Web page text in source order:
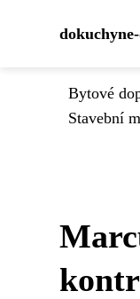
Bytové
Stavební